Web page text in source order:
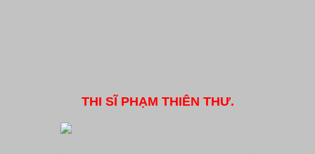
THI SĨ PHẠM THIÊN THƯ.